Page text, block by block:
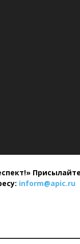
Присылайте
inform@apic.ru